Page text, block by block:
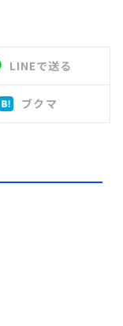
LINEで送る
ブクマ